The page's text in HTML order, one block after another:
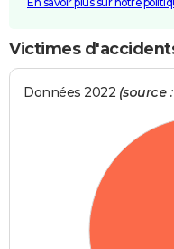
Victimes
Données 2022 (source